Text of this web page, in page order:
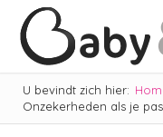
U bevindt zich hier:
Onzekerheden als je